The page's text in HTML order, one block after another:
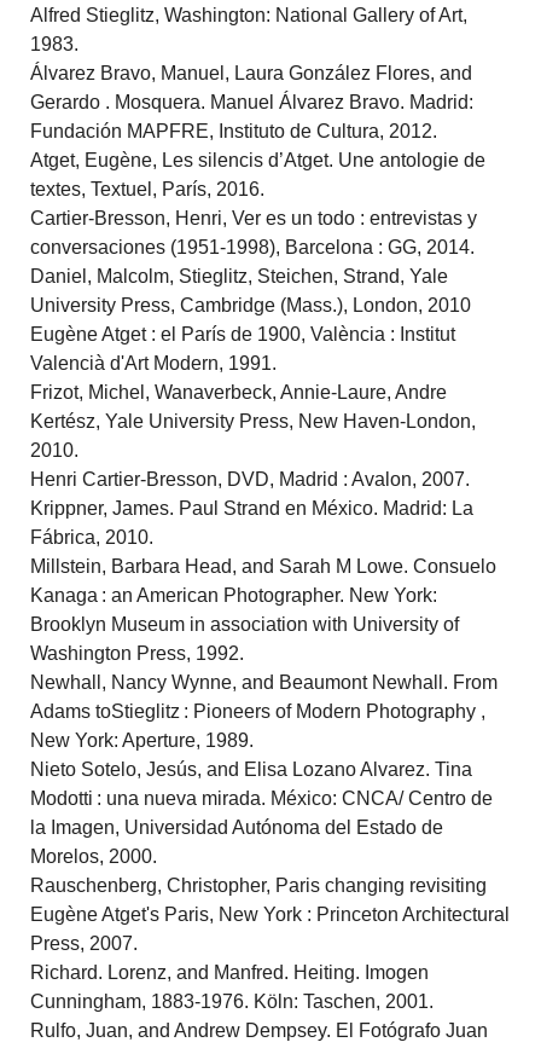
Alfred Stieglitz, Washington: National Gallery of Art,
1983.
Álvarez Bravo, Manuel, Laura González Flores, and
Gerardo . Mosquera. Manuel Álvarez Bravo. Madrid:
Fundación MAPFRE, Instituto de Cultura, 2012.
Atget, Eugène, Les silencis d’Atget. Une antologie de
textes, Textuel, París, 2016.
Cartier-Bresson, Henri, Ver es un todo : entrevistas y
conversaciones (1951-1998), Barcelona : GG, 2014.
Daniel, Malcolm, Stieglitz, Steichen, Strand, Yale
University Press, Cambridge (Mass.), London, 2010
Eugène Atget : el París de 1900, València : Institut
Valencià d'Art Modern, 1991.
Frizot, Michel, Wanaverbeck, Annie-Laure, Andre
Kertész, Yale University Press, New Haven-London,
2010.
Henri Cartier-Bresson, DVD, Madrid : Avalon, 2007.
Krippner, James. Paul Strand en México. Madrid: La
Fábrica, 2010.
Millstein, Barbara Head, and Sarah M Lowe. Consuelo
Kanaga : an American Photographer. New York:
Brooklyn Museum in association with University of
Washington Press, 1992.
Newhall, Nancy Wynne, and Beaumont Newhall. From
Adams toStieglitz : Pioneers of Modern Photography ,
New York: Aperture, 1989.
Nieto Sotelo, Jesús, and Elisa Lozano Alvarez. Tina
Modotti : una nueva mirada. México: CNCA/ Centro de
la Imagen, Universidad Autónoma del Estado de
Morelos, 2000.
Rauschenberg, Christopher, Paris changing revisiting
Eugène Atget's Paris, New York : Princeton Architectural
Press, 2007.
Richard. Lorenz, and Manfred. Heiting. Imogen
Cunningham, 1883-1976. Köln: Taschen, 2001.
Rulfo, Juan, and Andrew Dempsey. El Fotógrafo Juan